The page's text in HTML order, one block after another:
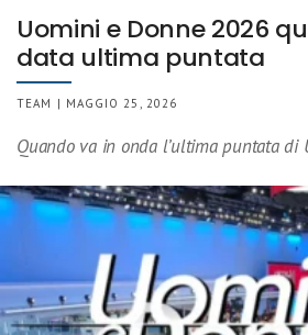
Uomini e Donne 2026
data ultima puntata
TEAM | MAGGIO 25, 2026
Quando va in onda l’ultima puntata di